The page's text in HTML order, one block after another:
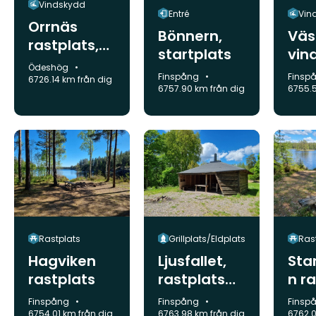
Vindskydd
Orrnäs
rastplats,
vindskydd
och torrtoa
Kommun:
Ödeshög
6726.14 km från dig
Entré
Bönnern,
startplats
Kommun:
Finspång
6757.90 km från dig
Rastplats
Hagviken
rastplats
Kommun:
Finspång
Grillplats/Eldplats
Ljusfallet,
rastplats
under tak
Kommun:
Finspång
n